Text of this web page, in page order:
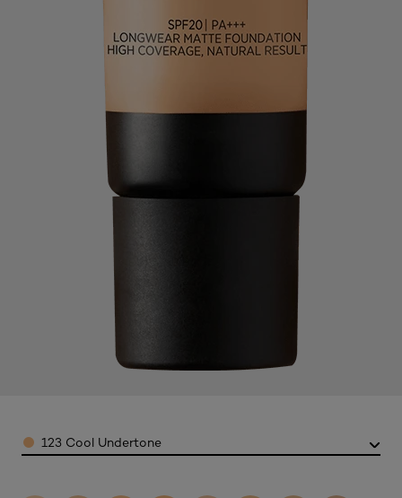
Color123 Cool Undertone